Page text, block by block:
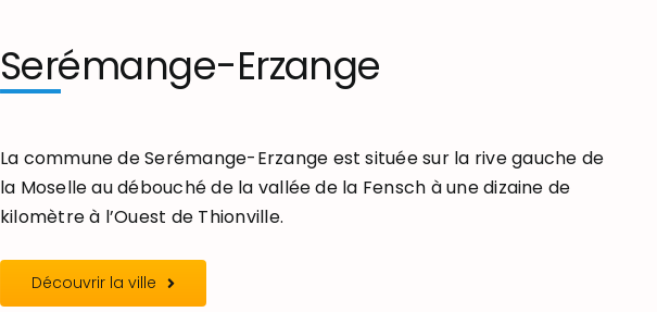
Serémange-Erzange
La commune de Serémange-Erzange est située sur la rive gauche de
la Moselle au débouché de la vallée de la Fensch à une dizaine de
kilomètre à l’Ouest de Thionville.
Découvrir la ville